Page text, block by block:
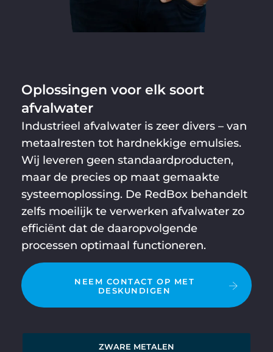
ZWARE METALEN
Oplossingen voor elk soort
afvalwater
Industrieel afvalwater is zeer divers – van
metaalresten tot hardnekkige emulsies.
Wij leveren geen standaardproducten,
maar de precies op maat gemaakte
systeemoplossing. De RedBox behandelt
zelfs moeilijk te verwerken afvalwater zo
efficiënt dat de daaropvolgende
processen optimaal functioneren.
NEEM CONTACT OP MET
DESKUNDIGEN